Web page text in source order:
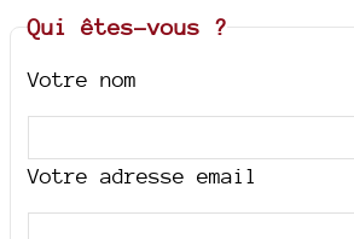
Qui êtes-vous ?
Votre nom
Votre adresse email